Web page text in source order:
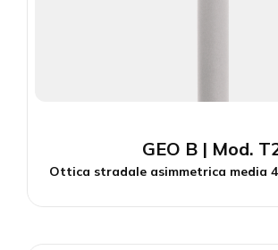
GEO B | Mod.
Ottica stradale asimmetrica media